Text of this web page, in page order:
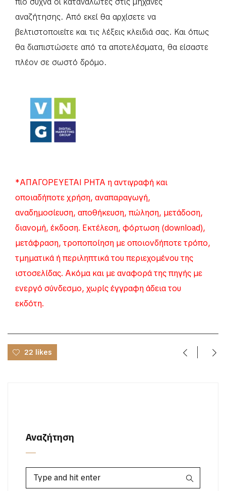
αναζήτησης. Από εκεί θα αρχίσετε να
βελτιστοποιείτε και τις λέξεις κλειδιά σας. Και όπως
θα διαπιστώσετε από τα αποτελέσματα, θα είσαστε
πλέον σε σωστό δρόμο.
*ΑΠΑΓΟΡΕΥΕΤΑΙ ΡΗΤΑ η αντιγραφή και
οποιαδήποτε χρήση, αναπαραγωγή,
αναδημοσίευση, αποθήκευση, πώληση, μετάδοση,
διανομή, έκδοση. Εκτέλεση, φόρτωση (download),
μετάφραση, τροποποίηση με οποιονδήποτε τρόπο,
τμηματικά ή περιληπτικά του περιεχομένου της
ιστοσελίδας. Ακόμα και με αναφορά της πηγής με
ενεργό σύνδεσμο, χωρίς έγγραφη άδεια του
εκδότη.
22 likes
Αναζήτηση